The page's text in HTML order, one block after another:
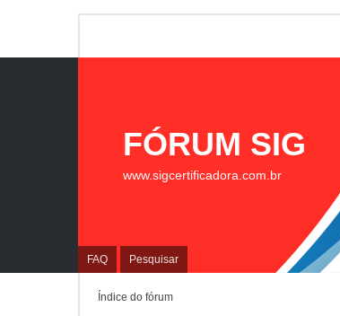
FAQ Pesquisar
FÓRUM SIG
www.sigcertificadora.com.br
Índice do fórum